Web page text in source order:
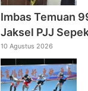
Imbas Temuan
Jaksel PJJ
10 Agustus 2026